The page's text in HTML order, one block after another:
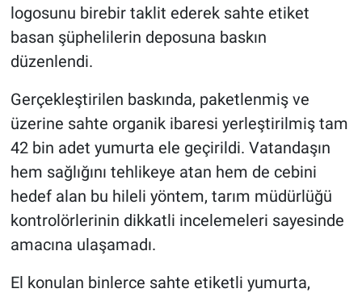
logosunu birebir taklit ederek sahte etiket
basan şüphelilerin deposuna baskın
düzenlendi.
Gerçekleştirilen baskında, paketlenmiş ve
üzerine sahte organik ibaresi yerleştirilmiş tam
42 bin adet yumurta ele geçirildi. Vatandaşın
hem sağlığını tehlikeye atan hem de cebini
hedef alan bu hileli yöntem, tarım müdürlüğü
kontrolörlerinin dikkatli incelemeleri sayesinde
amacına ulaşamadı.
El konulan binlerce sahte etiketli yumurta,